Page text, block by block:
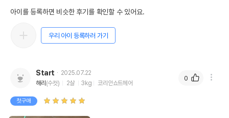
아이를 등록하면 비슷한 후기를 확인할 수 있어요.
우리 아이 등록하러 가기
Start
2025.07.22
해리 (수컷) 2살 3kg 코리안쇼트헤어
첫구매
0